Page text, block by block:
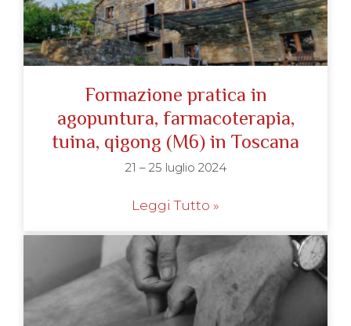
Formazione pratica in
agopuntura, farmacoterapia,
tuina, qigong (M6) in Toscana
21 – 25 luglio 2024
Leggi Tutto »